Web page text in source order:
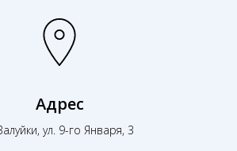
Адрес
ул. 9-го Января, 3